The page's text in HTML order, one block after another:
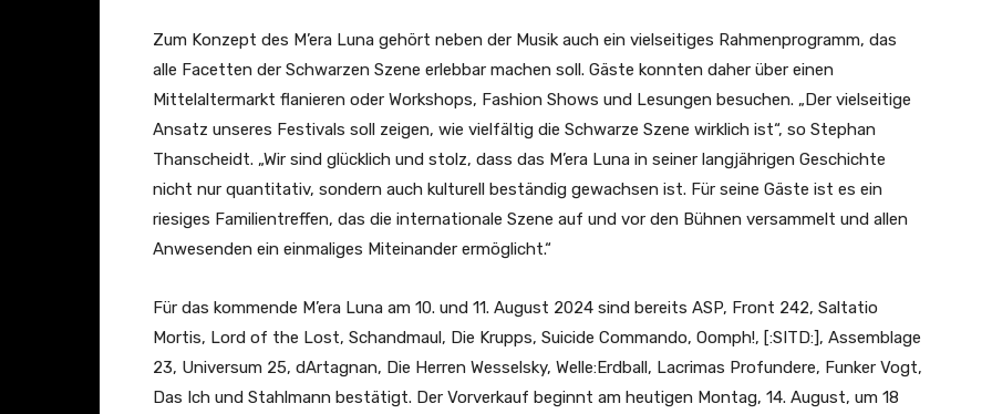
2
2
/
/
O
f
f
i
i
a
l
A
Zum Konzept des M’era Luna gehört neben der Musik auch ein vielseitiges Rahmenprogramm, das
alle Facetten der Schwarzen Szene erlebbar machen soll. Gäste konnten daher über einen
Mittelaltermarkt flanieren oder Workshops, Fashion Shows und Lesungen besuchen. „Der vielseitige
Ansatz unseres Festivals soll zeigen, wie vielfältig die Schwarze Szene wirklich ist“, so Stephan
Thanscheidt. „Wir sind glücklich und stolz, dass das M’era Luna in seiner langjährigen Geschichte
nicht nur quantitativ, sondern auch kulturell beständig gewachsen ist. Für seine Gäste ist es ein
riesiges Familientreffen, das die internationale Szene auf und vor den Bühnen versammelt und allen
Anwesenden ein einmaliges Miteinander ermöglicht.“
Für das kommende M’era Luna am 10. und 11. August 2024 sind bereits ASP, Front 242, Saltatio
Mortis, Lord of the Lost, Schandmaul, Die Krupps, Suicide Commando, Oomph!, [:SITD:], Assemblage
23, Universum 25, dArtagnan, Die Herren Wesselsky, Welle:Erdball, Lacrimas Profundere, Funker Vogt,
Das Ich und Stahlmann bestätigt. Der Vorverkauf beginnt am heutigen Montag, 14. August, um 18